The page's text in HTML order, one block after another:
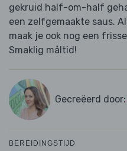
gekruid half-om-half
een zelfgemaakte saus.
maak je ook nog een
Smaklig måltid!
Gecreëerd door:
BEREIDINGSTIJD